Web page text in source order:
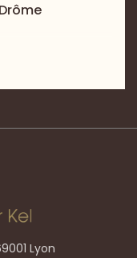
Lyon